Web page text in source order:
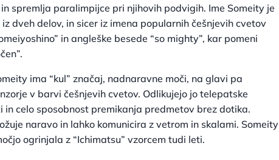
spremlja paralimpijce pri njihovih podvigih. Ime Someity je
dveh delov, in sicer iz imena popularnih češnjevih cvetov
in angleške besede “so mighty”, kar pomeni
ima “kul” značaj, nadnaravne moči, na glavi pa
v barvi češnjevih cvetov. Odlikujejo jo telepatske
in celo sposobnost premikanja predmetov brez dotika.
naravo in lahko komunicira z vetrom in skalami. Someity
ogrinjala z “Ichimatsu” vzorcem tudi leti.